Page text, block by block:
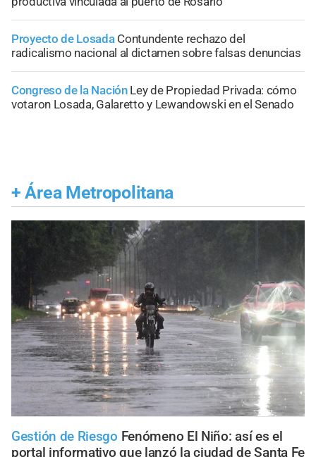
Proyecto de Losada Contundente rechazo del
radicalismo nacional al dictamen sobre falsas denuncias
Congreso de la Nación Ley de Propiedad Privada: cómo
votaron Losada, Galaretto y Lewandowski en el Senado
+ Área Metropolitana
Gestión de Riesgo Fenómeno El Niño: así es el
portal informativo que lanzó la ciudad de Santa Fe